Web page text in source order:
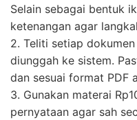
Selain sebagai bentuk
ketenangan agar
2. Teliti setiap
diunggah ke sistem.
dan sesuai format PDF
3. Gunakan materai
pernyataan agar sah